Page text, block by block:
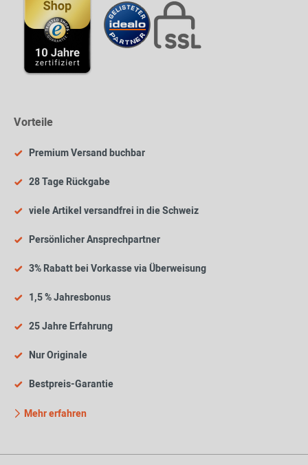
Vorteile
Premium Versand buchbar
28 Tage Rückgabe
viele Artikel versandfrei in die Schweiz
Persönlicher Ansprechpartner
3% Rabatt bei Vorkasse via Überweisung
1,5 % Jahresbonus
25 Jahre Erfahrung
Nur Originale
Bestpreis-Garantie
Mehr erfahren